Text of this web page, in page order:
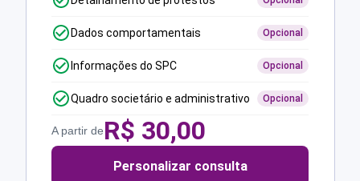
Dados comportamentais Opcional
Informações do SPC Opcional
Quadro societário e administrativo Opcional
A partir deR$ 30,00
Personalizar consulta